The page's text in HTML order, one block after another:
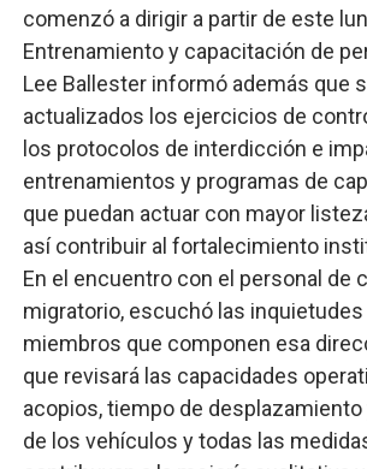
comenzó a dirigir a partir de este
Entrenamiento y capacitación de
Lee Ballester informó además que
actualizados los ejercicios de
los protocolos de interdicción e
entrenamientos y programas de
que puedan actuar con mayor
así contribuir al fortalecimiento
En el encuentro con el personal de
migratorio, escuchó las inquietudes
miembros que componen esa
que revisará las capacidades
acopios, tiempo de
de los vehículos y todas las